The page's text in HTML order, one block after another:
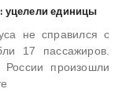
уцелели единицы
не справился с
17 пассажиров.
произошли